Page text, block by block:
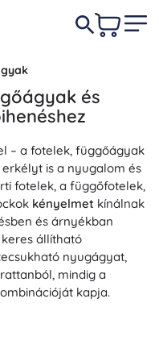
és
– a fotelek, függőágyak
is a nyugalom és
fotelek, a függőfotelek,
kényelmet kínálnak
és árnyékban
állítható
nyugágyat,
mindig a
kapja.
hosszú élettartam
és acél korrózióálló